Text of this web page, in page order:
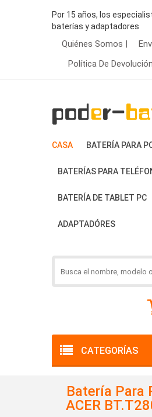
Por 15 años, los
baterías y adaptadores
Quiénes Somos |
Política De Devolución
CASA BATERÍA PARA
BATERÍAS PARA
BATERÍA DE TABLET PC
ADAPTADÓRES
CATEGORÍAS
Batería Para
ACER